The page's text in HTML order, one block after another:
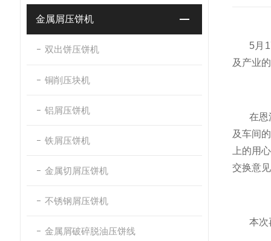
金属屑压饼机
双出饼压饼机
铜削压块机
铝屑压饼机
铁屑压饼机
金属切屑压饼机
不锈钢屑压饼机
金属屑破碎脱油压饼线
5月
及产业
在恩
及车间
上的用
交换意
本次